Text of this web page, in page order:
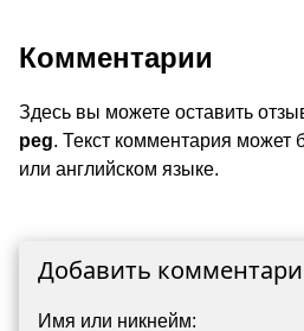
Комментарии
Здесь вы можете оставить
peg. Текст комментария может
или английском языке.
Добавить
Имя или никнейм: